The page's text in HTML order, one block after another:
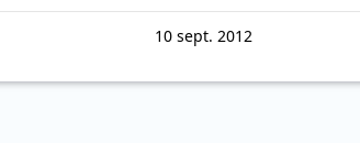
10 sept. 2012